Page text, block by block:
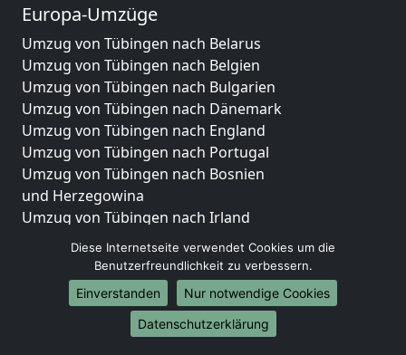
Europa-Umzüge
Umzug von Tübingen nach Belarus
Umzug von Tübingen nach Belgien
Umzug von Tübingen nach Bulgarien
Umzug von Tübingen nach Dänemark
Umzug von Tübingen nach England
Umzug von Tübingen nach Portugal
Umzug von Tübingen nach Bosnien
und Herzegowina
Umzug von Tübingen nach Irland
Umzug von Tübingen nach Lettland
Umzug von Tübingen nach Zypern
Umzug von Tübingen nach Kroatien
Umzug von Tübingen nach Estland
Umzug von Tübingen nach Finnland
Diese Internetseite verwendet Cookies um die
Benutzerfreundlichkeit zu verbessern.
Einverstanden
Nur notwendige Cookies
Datenschutzerklärung